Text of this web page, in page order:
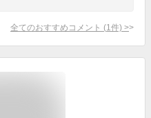
全てのおすすめコメント (1 件) >